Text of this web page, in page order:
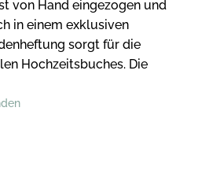
von Hand eingezogen und
in einem exklusiven
sorgt für die
Hochzeitsbuches. Die